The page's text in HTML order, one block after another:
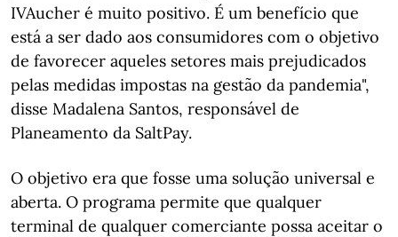
IVAucher é muito positivo. É um benefício que
está a ser dado aos consumidores com o objetivo
de favorecer aqueles setores mais prejudicados
pelas medidas impostas na gestão da pandemia",
disse Madalena Santos, responsável de
Planeamento da SaltPay.
O objetivo era que fosse uma solução universal e
aberta. O programa permite que qualquer
terminal de qualquer comerciante possa aceitar o